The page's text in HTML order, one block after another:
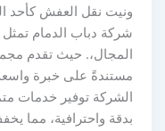
ونيت نقل العفش كأحد
شركة دباب الدمام تمثل
المجال،. حيث تقدم
مستندةً على خبرة
الشركة توفير خدمات
بدقة واحترافية، مما